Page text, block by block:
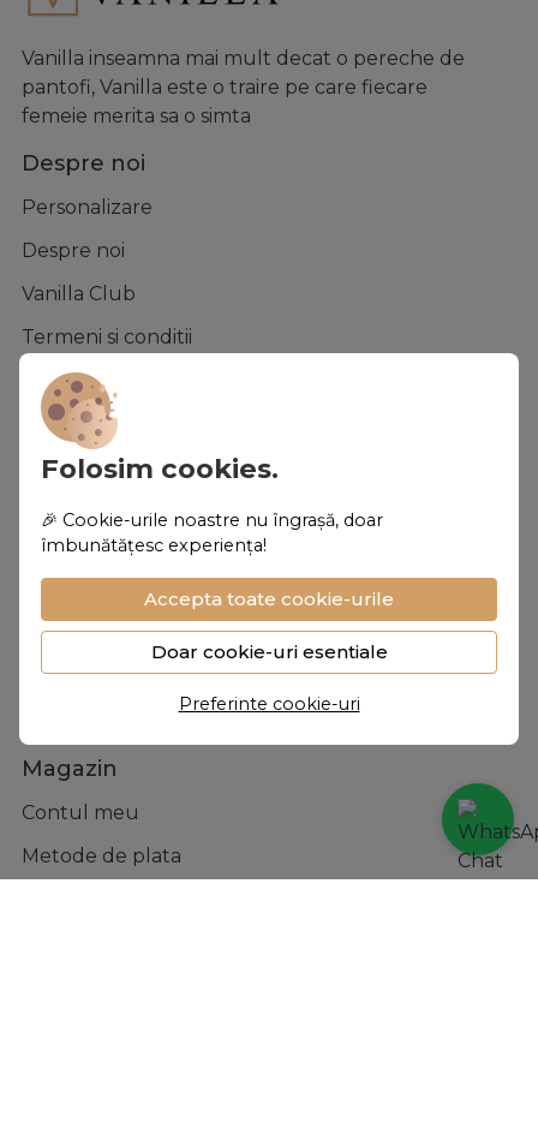
Folosim cookies.
🎉 Cookie-urile noastre nu îngrașă, doar
îmbunătățesc experiența!
Accepta toate cookie-urile
Doar cookie-uri esentiale
Preferinte cookie-uri
Vanilla inseamna mai mult decat o pereche de
pantofi, Vanilla este o traire pe care fiecare
femeie merita sa o simta
Despre noi
Personalizare
Despre noi
Vanilla Club
Termeni si conditii
Confidentialitate
Politica de Cookies
Contacteaza-ne
Intrebari frecvente
ANPC
Solutionarea litigiilor
Magazin
Contul meu
Metode de plata